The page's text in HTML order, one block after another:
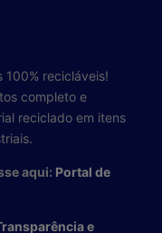
100% recicláveis!
completo e
reciclado em itens
aqui: Portal de
e